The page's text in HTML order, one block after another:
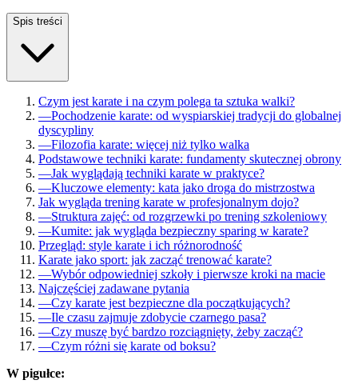
Spis treści
Czym jest karate i na czym polega ta sztuka walki?
—Pochodzenie karate: od wyspiarskiej tradycji do globalnej
dyscypliny
—Filozofia karate: więcej niż tylko walka
Podstawowe techniki karate: fundamenty skutecznej obrony
—Jak wyglądają techniki karate w praktyce?
—Kluczowe elementy: kata jako droga do mistrzostwa
Jak wygląda trening karate w profesjonalnym dojo?
—Struktura zajęć: od rozgrzewki po trening szkoleniowy
—Kumite: jak wygląda bezpieczny sparing w karate?
Przegląd: style karate i ich różnorodność
Karate jako sport: jak zacząć trenować karate?
—Wybór odpowiedniej szkoły i pierwsze kroki na macie
Najczęściej zadawane pytania
—Czy karate jest bezpieczne dla początkujących?
—Ile czasu zajmuje zdobycie czarnego pasa?
—Czy muszę być bardzo rozciągnięty, żeby zacząć?
—Czym różni się karate od boksu?
W pigułce: